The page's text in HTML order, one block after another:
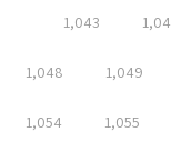
1,043
1,048 1,049
1,054 1,055